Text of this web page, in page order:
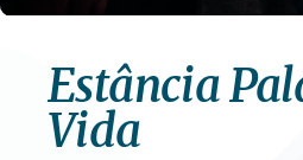
Estância
Vida